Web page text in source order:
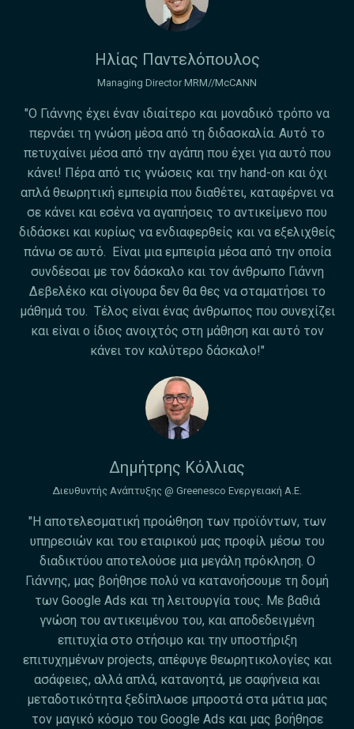
Ηλίας Παντελόπουλος
Managing Director MRM//McCANN
"Ο Γιάννης έχει έναν ιδιαίτερο και μοναδικό τρόπο να
περνάει τη γνώση μέσα από τη διδασκαλία. Αυτό το
πετυχαίνει μέσα από την αγάπη που έχει για αυτό που
κάνει! Πέρα από τις γνώσεις και την hand-on και όχι
απλά θεωρητική εμπειρία που διαθέτει, καταφέρνει να
σε κάνει και εσένα να αγαπήσεις το αντικείμενο που
διδάσκει και κυρίως να ενδιαφερθείς και να εξελιχθείς
πάνω σε αυτό. Είναι μια εμπειρία μέσα από την οποία
συνδέεσαι με τον δάσκαλο και τον άνθρωπο Γιάννη
Δεβελέκο και σίγουρα δεν θα θες να σταματήσει το
μάθημά του. Τέλος είναι ένας άνθρωπος που συνεχίζει
και είναι ο ίδιος ανοιχτός στη μάθηση και αυτό τον
κάνει τον καλύτερο δάσκαλο!"
Δημήτρης Κόλλιας
Διευθυντής Ανάπτυξης @ Greenesco Ενεργειακή Α.Ε.
"H αποτελεσματική προώθηση των προϊόντων, των
υπηρεσιών και του εταιρικού μας προφίλ μέσω του
διαδικτύου αποτελούσε μια μεγάλη πρόκληση. Ο
Γιάννης, μας βοήθησε πολύ να κατανοήσουμε τη δομή
των Google Ads και τη λειτουργία τους. Με βαθιά
γνώση του αντικειμένου του, και αποδεδειγμένη
επιτυχία στο στήσιμο και την υποστήριξη
επιτυχημένων projects, απέφυγε θεωρητικολογίες και
ασάφειες, αλλά απλά, κατανοητά, με σαφήνεια και
μεταδοτικότητα ξεδίπλωσε μπροστά στα μάτια μας
τον μαγικό κόσμο του Google Ads και μας βοήθησε